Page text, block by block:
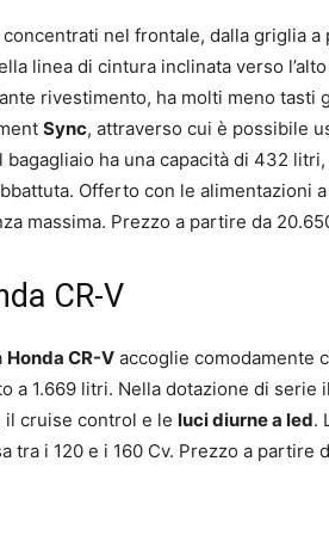
concentrati nel frontale, dalla griglia a
linea di cintura inclinata verso
rivestimento, ha molti meno tasti
Sync, attraverso cui è possibile
ha una capacità di 432 litri,
Offerto con le alimentazioni a
massima. Prezzo a partire da
CR-V
Honda CR-V accoglie comodamente
a 1.669 litri. Nella dotazione di serie il
il cruise control e le luci diurne a led.
tra i 120 e i 160 Cv. Prezzo a partire